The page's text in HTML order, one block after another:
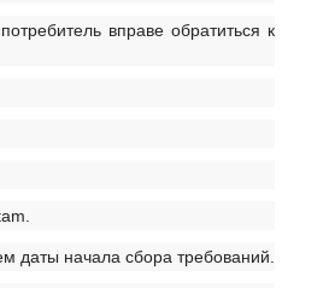
вправе обратиться к
даты начала сбора требований.